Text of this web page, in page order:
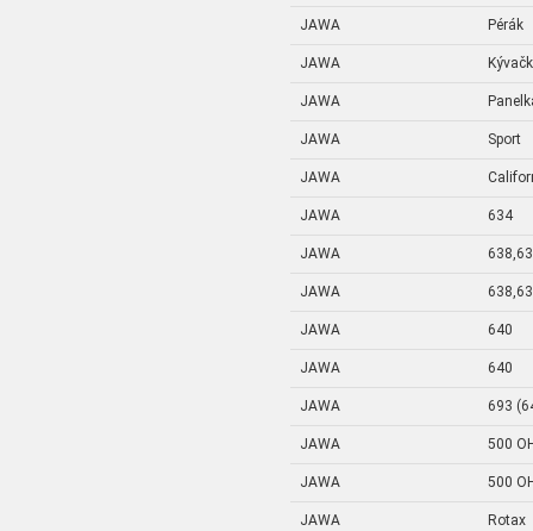
JAWA Pérák
JAWA
JAWA
JAWA Sport
JAWA
JAWA 634
JAWA
JAWA
JAWA 640
JAWA 640
JAWA 693
JAWA 500
JAWA 500
JAWA Rotax